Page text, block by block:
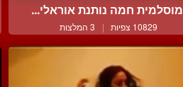
מוסלמית חמה נותנת אוראלי...
10829 צפיות | 3 המלצות